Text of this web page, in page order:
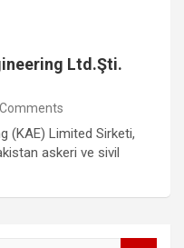
Ltd.Şti.
(KAE) Limited Sirketi,
askeri ve sivil